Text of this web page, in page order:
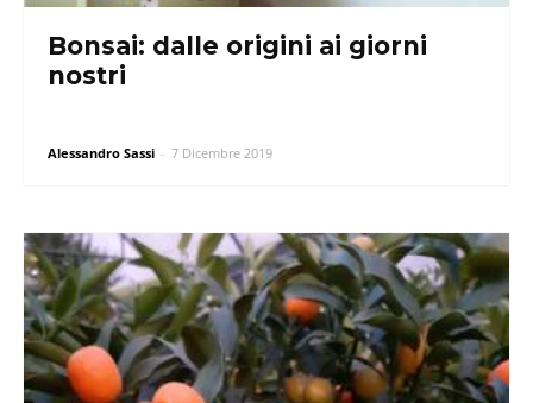
Bonsai: dalle origini ai giorni
nostri
Alessandro Sassi - 7 Dicembre 2019